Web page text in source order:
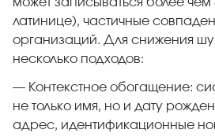
латинице), частичные
организаций. Для снижения
несколько подходов:
— Контекстное обогащение:
не только имя, но и дату
адрес, идентификационные